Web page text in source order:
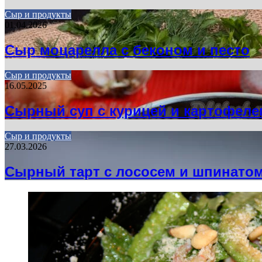
Сыр и продукты
01.04.2026
Сыр моцарелла с беконом и песто
Сыр и продукты
16.05.2025
Сырный суп с курицей и
Сыр и продукты
27.03.2026
Сырный тарт с лососем и